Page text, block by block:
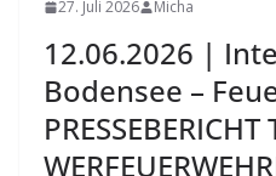
27. Juli 2026 Micha
12.06.2026 |
Bodensee –
PRESSEBERICHT